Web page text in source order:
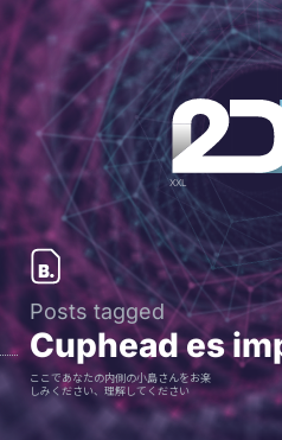
Posts tagged
Cuphead es
ここであなたの内側の小島さんをお楽
しみください、理解してください